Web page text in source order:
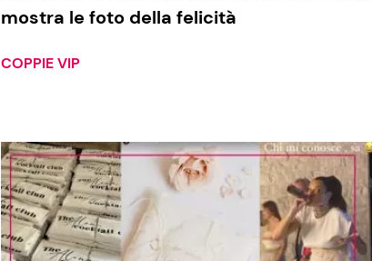
mostra le foto della felicità
COPPIE VIP